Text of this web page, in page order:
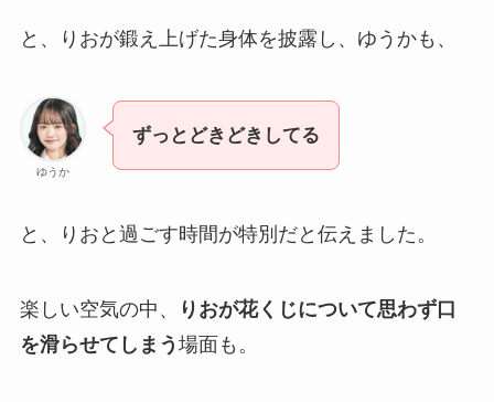
と、りおが鍛え上げた身体を披露し、ゆうかも、
ゆうか
ずっとどきどきしてる
と、りおと過ごす時間が特別だと伝えました。
楽しい空気の中、
りおが花くじについて思わず口
を滑らせてしまう 場面も。